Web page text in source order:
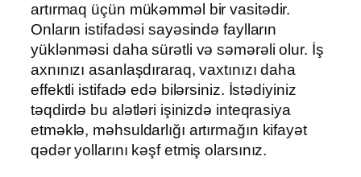
artırmaq üçün mükəmməl bir vasitədir.
Onların istifadəsi sayəsində faylların
yüklənməsi daha sürətli və səmərəli olur. İş
axnınızı asanlaşdıraraq, vaxtınızı daha
effektli istifadə edə bilərsiniz. İstədiyiniz
təqdirdə bu alətləri işinizdə inteqrasiya
etməklə, məhsuldarlığı artırmağın kifayət
qədər yollarını kəşf etmiş olarsınız.